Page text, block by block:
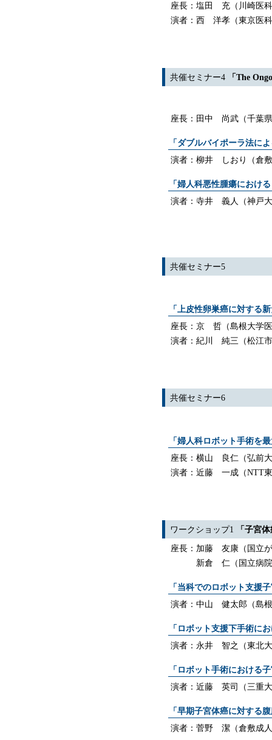
座長：塩田 充（川崎医
演者：西 洋孝（東京医
共催セミナー4 「The
座長：田中 尚武（千葉
「ダブルバイポーラ法に
演者：柳井 しおり（倉
「婦人科悪性腫瘍におけ
演者：寺井 義人（神戸
共催セミナー5
「上皮性卵巣癌に対する
座長：京 哲（島根大学
演者：紀川 純三（松江
共催セミナー6
「婦人科ロボット手術を
座長：横山 良仁（弘前
演者：近藤 一成（NTT
ワークショップ1 「子宮
座長：加藤 友康（国立
新倉 仁（国立病
「当科でのロボット支援
演者：中山 健太郎（島
「ロボット支援下手術に
演者：永井 智之（東北
「ロボット⼿術における
演者：近藤 英司（三重
「早期子宮体癌に対する
演者：菅野 潔（倉敷成